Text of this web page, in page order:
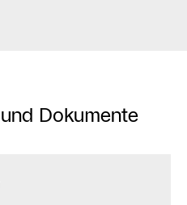
Dokumente